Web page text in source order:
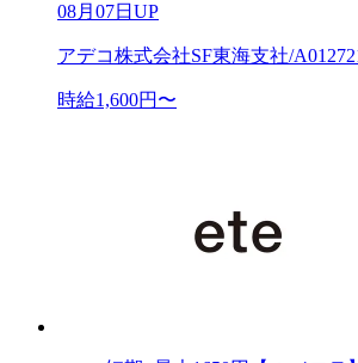
08月07日UP
アデコ株式会社SF東海支社/
時給1,600円〜